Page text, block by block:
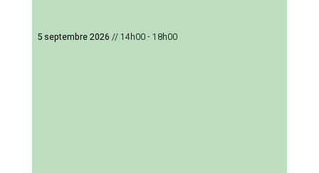
5 septembre 2026 // 14h00 - 18h00